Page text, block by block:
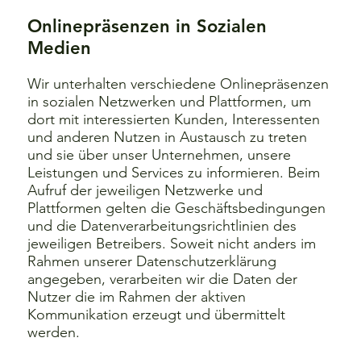
Onlinepräsenzen in Sozialen
Medien
Wir unterhalten verschiedene Onlinepräsenzen
in sozialen Netzwerken und Plattformen, um
dort mit interessierten Kunden, Interessenten
und anderen Nutzen in Austausch zu treten
und sie über unser Unternehmen, unsere
Leistungen und Services zu informieren. Beim
Aufruf der jeweiligen Netzwerke und
Plattformen gelten die Geschäftsbedingungen
und die Datenverarbeitungsrichtlinien des
jeweiligen Betreibers. Soweit nicht anders im
Rahmen unserer Datenschutzerklärung
angegeben, verarbeiten wir die Daten der
Nutzer die im Rahmen der aktiven
Kommunikation erzeugt und übermittelt
werden.